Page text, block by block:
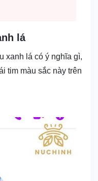
lá
xanh lá có ý nghĩa gì,
tim màu sắc này trên